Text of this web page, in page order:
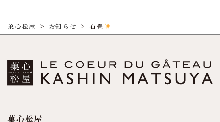
菓心松屋 > お知らせ > 石畳
菓心松屋